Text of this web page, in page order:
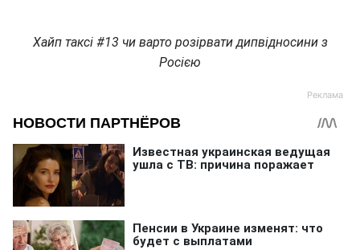
Хайп таксі #13 чи варто розірвати дипвідносини з
Росією